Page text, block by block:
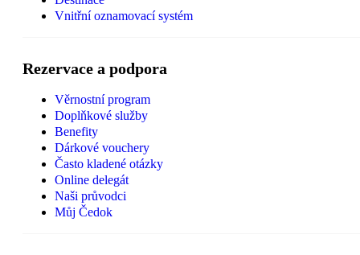
Vnitřní oznamovací systém
Rezervace a podpora
Věrnostní program
Doplňkové služby
Benefity
Dárkové vouchery
Často kladené otázky
Online delegát
Naši průvodci
Můj Čedok